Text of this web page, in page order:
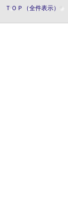
ＴＯＰ（全件表示）